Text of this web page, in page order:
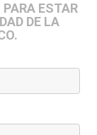
ESTAR
DE LA